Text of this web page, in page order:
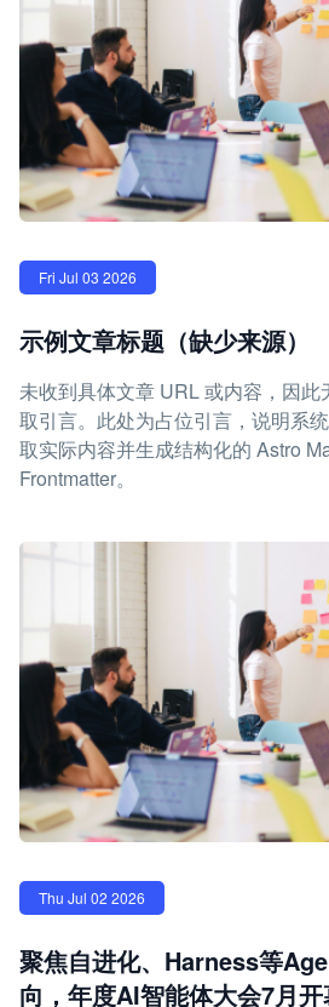
Fri Jul 03 2026
示例文章标题（缺少来源）
未收到具体文章 URL 或内容，因此
取引言。此处为占位引言，说明系
取实际内容并生成结构化的 Astro
Frontmatter。
Thu Jul 02 2026
聚焦自进化、Harness等
向，年度AI智能体大会7月